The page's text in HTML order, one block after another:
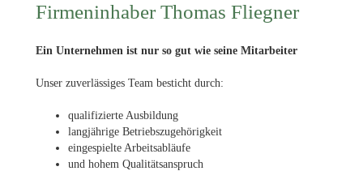
Firmeninhaber Thomas Fliegner
Ein Unternehmen ist nur so gut wie seine Mitarbeiter
Unser zuverlässiges Team besticht durch:
qualifizierte Ausbildung
langjährige Betriebszugehörigkeit
eingespielte Arbeitsabläufe
und hohem Qualitätsanspruch